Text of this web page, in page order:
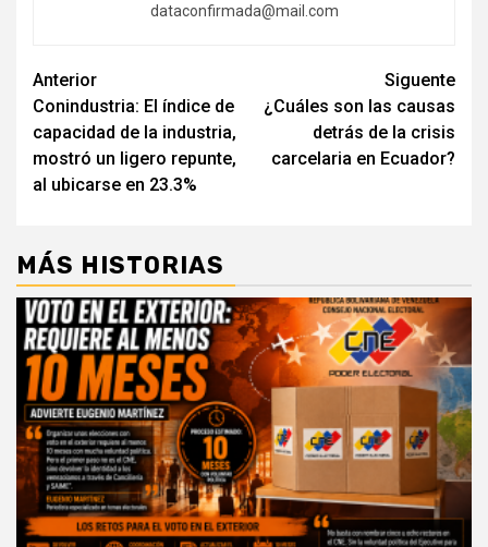
dataconfirmada@mail.com
Navegación
de
entradas
Anterior
Conindustria: El índice de
capacidad de la industria,
mostró un ligero repunte,
al ubicarse en 23.3%
Siguente
¿Cuáles son las causas
detrás de la crisis
carcelaria en Ecuador?
MÁS HISTORIAS